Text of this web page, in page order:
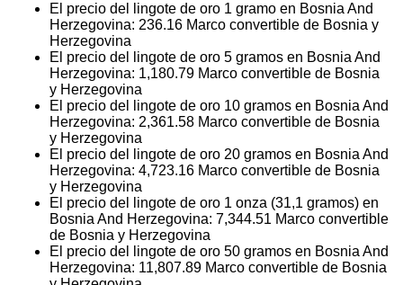
El precio del lingote de oro 1 gramo en Bosnia And
Herzegovina: 236.16 Marco convertible de Bosnia y
Herzegovina
El precio del lingote de oro 5 gramos en Bosnia And
Herzegovina: 1,180.79 Marco convertible de Bosnia
y Herzegovina
El precio del lingote de oro 10 gramos en Bosnia And
Herzegovina: 2,361.58 Marco convertible de Bosnia
y Herzegovina
El precio del lingote de oro 20 gramos en Bosnia And
Herzegovina: 4,723.16 Marco convertible de Bosnia
y Herzegovina
El precio del lingote de oro 1 onza (31,1 gramos) en
Bosnia And Herzegovina: 7,344.51 Marco convertible
de Bosnia y Herzegovina
El precio del lingote de oro 50 gramos en Bosnia And
Herzegovina: 11,807.89 Marco convertible de Bosnia